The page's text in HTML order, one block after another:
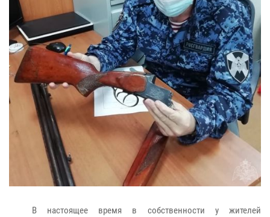
В настоящее время в собственности у жителей